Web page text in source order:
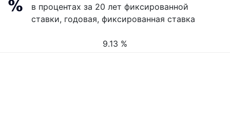
в процентах за 20 лет фиксированной
ставки, годовая, фиксированная ставка
9.13 %